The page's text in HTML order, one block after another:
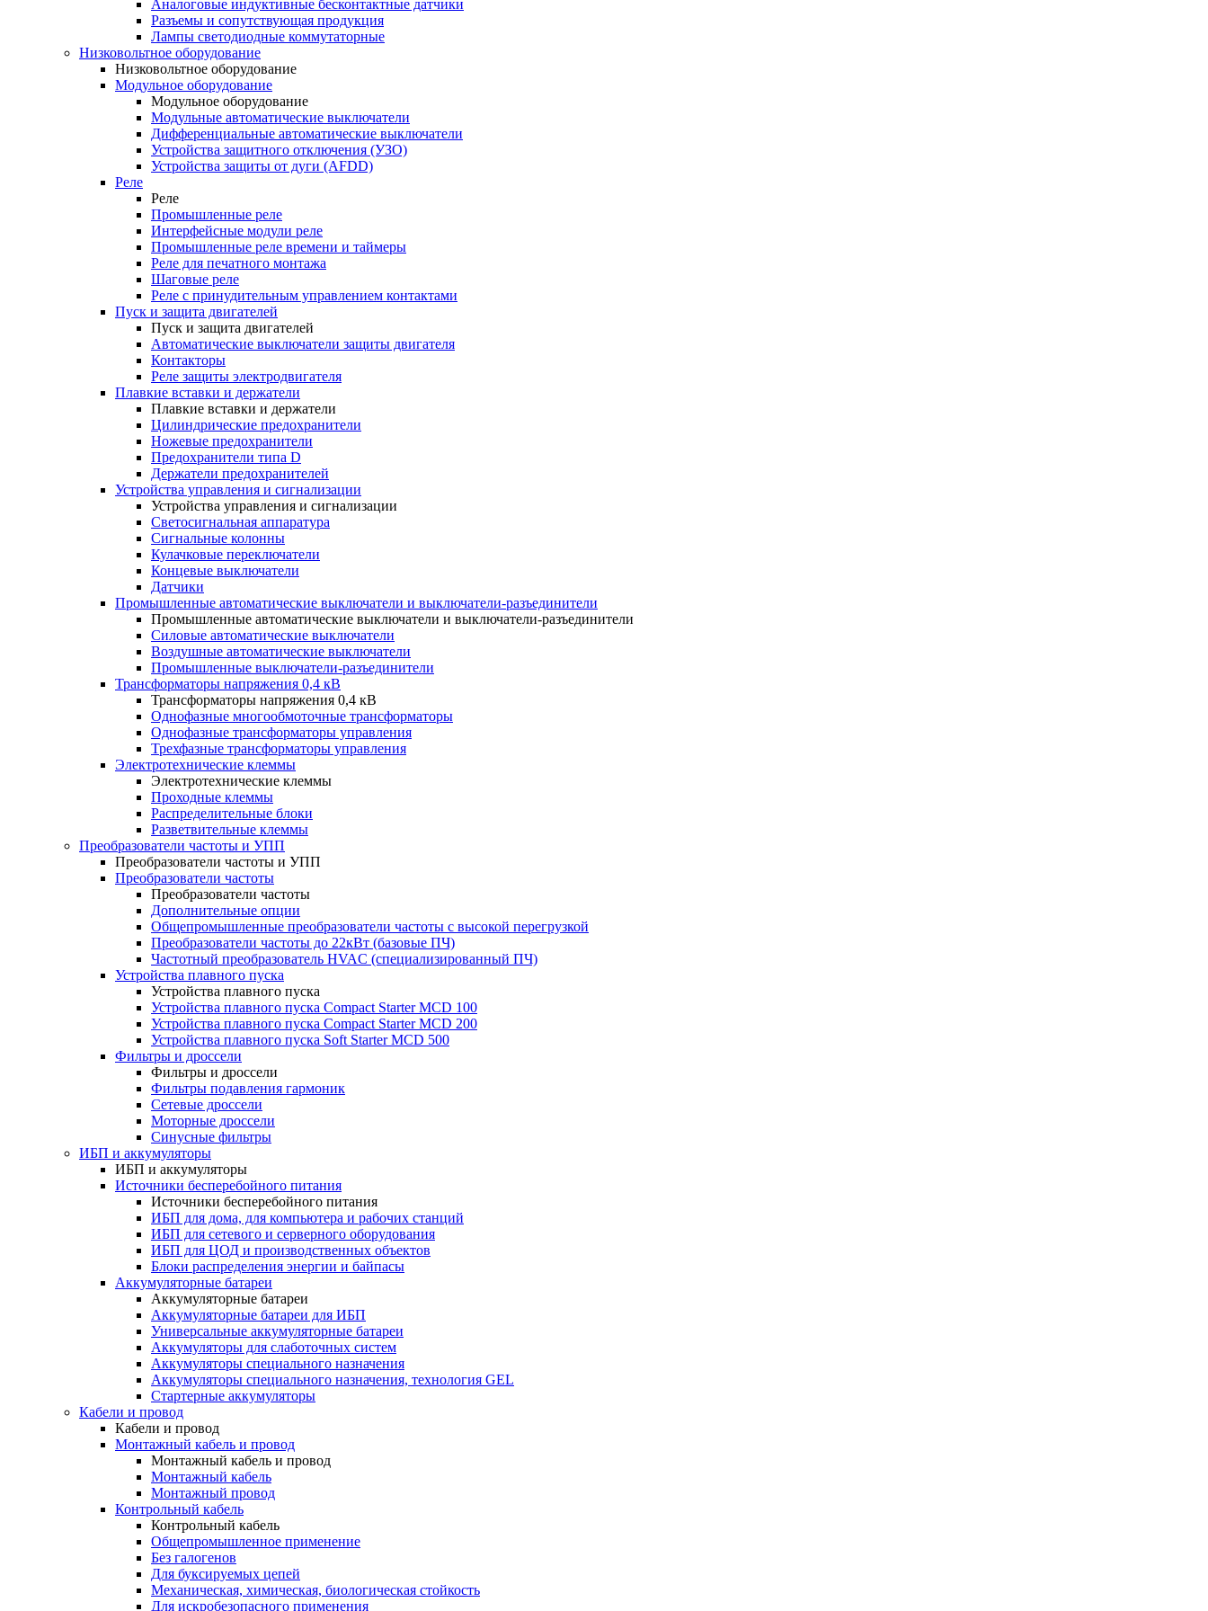
Аналоговые индуктивные бесконтактные датчики
Разъемы и сопутствующая продукция
Лампы светодиодные коммутаторные
Низковольтное оборудование
Низковольтное оборудование
Модульное оборудование
Модульное оборудование
Модульные автоматические выключатели
Дифференциальные автоматические выключатели
Устройства защитного отключения (УЗО)
Устройства защиты от дуги (AFDD)
Реле
Реле
Промышленные реле
Интерфейсные модули реле
Промышленные реле времени и таймеры
Реле для печатного монтажа
Шаговые реле
Реле с принудительным управлением контактами
Пуск и защита двигателей
Пуск и защита двигателей
Автоматические выключатели защиты двигателя
Контакторы
Реле защиты электродвигателя
Плавкие вставки и держатели
Плавкие вставки и держатели
Цилиндрические предохранители
Ножевые предохранители
Предохранители типа D
Держатели предохранителей
Устройства управления и сигнализации
Устройства управления и сигнализации
Светосигнальная аппаратура
Сигнальные колонны
Кулачковые переключатели
Концевые выключатели
Датчики
Промышленные автоматические выключатели и выключатели-разъединители
Промышленные автоматические выключатели и выключатели-разъединители
Силовые автоматические выключатели
Воздушные автоматические выключатели
Промышленные выключатели-разъединители
Трансформаторы напряжения 0,4 кВ
Трансформаторы напряжения 0,4 кВ
Однофазные многообмоточные трансформаторы
Однофазные трансформаторы управления
Трехфазные трансформаторы управления
Электротехнические клеммы
Электротехнические клеммы
Проходные клеммы
Распределительные блоки
Разветвительные клеммы
Преобразователи частоты и УПП
Преобразователи частоты и УПП
Преобразователи частоты
Преобразователи частоты
Дополнительные опции
Общепромышленные преобразователи частоты с высокой перегрузкой
Преобразователи частоты до 22кВт (базовые ПЧ)
Частотный преобразователь HVAC (специализированный ПЧ)
Устройства плавного пуска
Устройства плавного пуска
Устройства плавного пуска Compact Starter MCD 100
Устройства плавного пуска Compact Starter MCD 200
Устройства плавного пуска Soft Starter MCD 500
Фильтры и дроссели
Фильтры и дроссели
Фильтры подавления гармоник
Сетевые дроссели
Моторные дроссели
Синусные фильтры
ИБП и аккумуляторы
ИБП и аккумуляторы
Источники бесперебойного питания
Источники бесперебойного питания
ИБП для дома, для компьютера и рабочих станций
ИБП для сетевого и серверного оборудования
ИБП для ЦОД и производственных объектов
Блоки распределения энергии и байпасы
Аккумуляторные батареи
Аккумуляторные батареи
Аккумуляторные батареи для ИБП
Универсальные аккумуляторные батареи
Аккумуляторы для слаботочных систем
Аккумуляторы специального назначения
Аккумуляторы специального назначения, технология GEL
Стартерные аккумуляторы
Кабели и провод
Кабели и провод
Монтажный кабель и провод
Монтажный кабель и провод
Монтажный кабель
Монтажный провод
Контрольный кабель
Контрольный кабель
Общепромышленное применение
Без галогенов
Для буксируемых цепей
Механическая, химическая, биологическая стойкость
Для искробезопасного применения